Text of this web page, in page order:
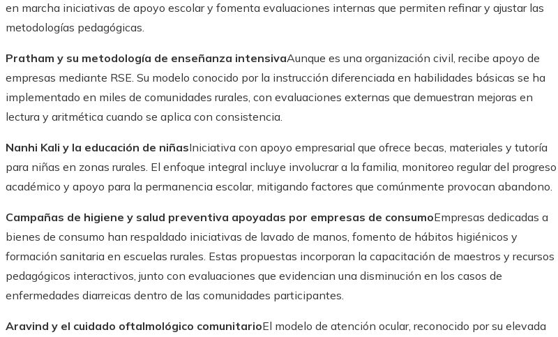
en marcha iniciativas de apoyo escolar y fomenta evaluaciones internas que permiten refinar y ajustar las
metodologías pedagógicas.
Pratham y su metodología de enseñanza intensivaAunque es una organización civil, recibe apoyo de
empresas mediante RSE. Su modelo conocido por la instrucción diferenciada en habilidades básicas se ha
implementado en miles de comunidades rurales, con evaluaciones externas que demuestran mejoras en
lectura y aritmética cuando se aplica con consistencia.
Nanhi Kali y la educación de niñasIniciativa con apoyo empresarial que ofrece becas, materiales y tutoría
para niñas en zonas rurales. El enfoque integral incluye involucrar a la familia, monitoreo regular del progreso
académico y apoyo para la permanencia escolar, mitigando factores que comúnmente provocan abandono.
Campañas de higiene y salud preventiva apoyadas por empresas de consumoEmpresas dedicadas a
bienes de consumo han respaldado iniciativas de lavado de manos, fomento de hábitos higiénicos y
formación sanitaria en escuelas rurales. Estas propuestas incorporan la capacitación de maestros y recursos
pedagógicos interactivos, junto con evaluaciones que evidencian una disminución en los casos de
enfermedades diarreicas dentro de las comunidades participantes.
Aravind y el cuidado oftalmológico comunitarioEl modelo de atención ocular, reconocido por su elevada